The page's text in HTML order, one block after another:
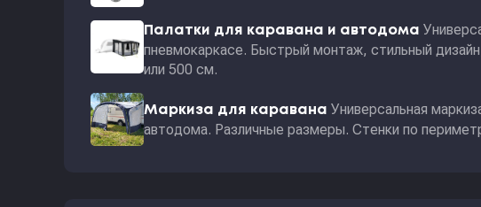
Палатки для каравана и автодома
пневмокаркасе. Быстрый монтаж, стильный
или 500 см.
Маркиза для каравана Универсальная
автодома. Различные размеры. Стенки по